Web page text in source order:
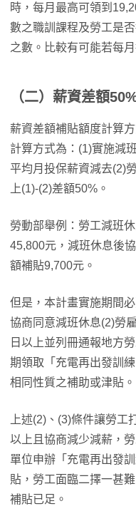
時，每月最高可領到
數之職訓課程及勞工是
之數。比較有可能若每
（二） 薪資差額
薪資差額補貼額度計算
計算方式為：(1)實施減
平均月投保薪資減去(2)
上(1)-(2)差額50%。
勞動部舉例：勞工減班
45,800元，減班休息後
額補貼9,700元。
但是，本計畫實施期間
協商同意減班休息(2)勞
日以上並列冊通報地方
期領取「充電再出發訓
相同性質之補助或津貼。
上述(2)、(3)條件讓勞工
以上且協商減少減薪，
單位申辦「充電再出發
貼，勞工面臨二擇一甚
補貼已足。